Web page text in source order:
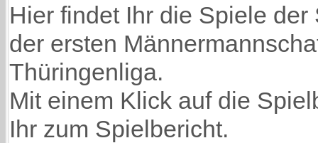
Hier findet Ihr die Spiele
der ersten
Thüringenliga.
Mit einem Klick auf die
Ihr zum Spielbericht.